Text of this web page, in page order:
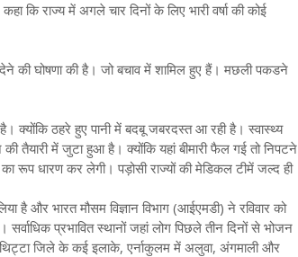
कि राज्य में अगले चार दिनों के लिए भारी वर्षा की कोई
की घोषणा की है। जो बचाव में शामिल हुए हैं। मछली पकडने
क्योंकि ठहरे हुए पानी में बदबू जबरदस्त आ रही है। स्वास्थ्य
तैयारी में जुटा हुआ है। क्योंकि यहां बीमारी फैल गई तो निपटने
का रूप धारण कर लेगी। पड़ोसी राज्यों की मेडिकल टीमें जल्द ही
है और भारत मौसम विज्ञान विभाग (आईएमडी) ने रविवार को
प्रभावित स्थानों जहां लोग पिछले तीन दिनों से भोजन
जिले के कई इलाके, एर्नाकुलम में अलुवा, अंगमाली और